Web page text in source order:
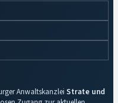
Anwaltskanzlei Strate und